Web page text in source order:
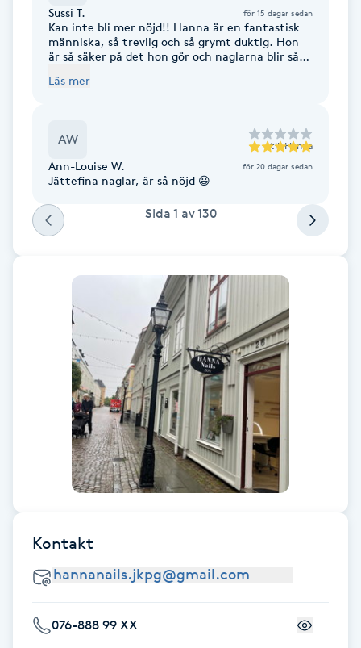
Fotsvamp
Fotvård
Fransförlängning
Fransförlängning Megavolym
Fransförlängning Volym
Fransk manikyr
Fransrengöring
Frekvensterapi
Friskvård
Frisör
Sussi T. för 15 dagar sedan
Kan inte bli mer nöjd!! Hanna är en fantastisk
människa, så trevlig och så grymt duktig. Hon
är så säker på det hon gör och naglarna blir så
Läs mer
AW till Hanna
Ann-Louise W. för 20 dagar sedan
Jättefina naglar, är så nöjd 😃
Sida 1 av130
Kontakt
076-888 99 XX